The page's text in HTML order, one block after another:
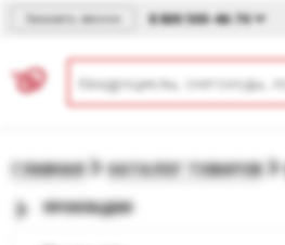
Заказать звонок 8 800 500-46-74
ГЛАВНАЯ КАТАЛОГ ТОВАРОВ
ПРОКЛАДКИ